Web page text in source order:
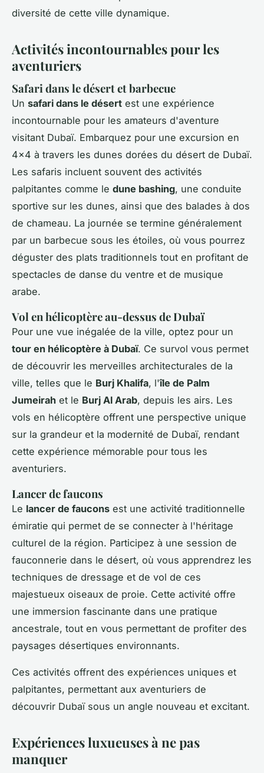
diversité de cette ville dynamique.
Activités incontournables pour les
aventuriers
Safari dans le désert et barbecue
Un safari dans le désert est une expérience
incontournable pour les amateurs d'aventure
visitant Dubaï. Embarquez pour une excursion en
4x4 à travers les dunes dorées du désert de Dubaï.
Les safaris incluent souvent des activités
palpitantes comme le dune bashing, une conduite
sportive sur les dunes, ainsi que des balades à dos
de chameau. La journée se termine généralement
par un barbecue sous les étoiles, où vous pourrez
déguster des plats traditionnels tout en profitant de
spectacles de danse du ventre et de musique
arabe.
Vol en hélicoptère au-dessus de Dubaï
Pour une vue inégalée de la ville, optez pour un
tour en hélicoptère à Dubaï. Ce survol vous permet
de découvrir les merveilles architecturales de la
ville, telles que le Burj Khalifa, l'île de Palm
Jumeirah et le Burj Al Arab, depuis les airs. Les
vols en hélicoptère offrent une perspective unique
sur la grandeur et la modernité de Dubaï, rendant
cette expérience mémorable pour tous les
aventuriers.
Lancer de faucons
Le lancer de faucons est une activité traditionnelle
émiratie qui permet de se connecter à l'héritage
culturel de la région. Participez à une session de
fauconnerie dans le désert, où vous apprendrez les
techniques de dressage et de vol de ces
majestueux oiseaux de proie. Cette activité offre
une immersion fascinante dans une pratique
ancestrale, tout en vous permettant de profiter des
paysages désertiques environnants.
Ces activités offrent des expériences uniques et
palpitantes, permettant aux aventuriers de
découvrir Dubaï sous un angle nouveau et excitant.
Expériences luxueuses à ne pas
manquer